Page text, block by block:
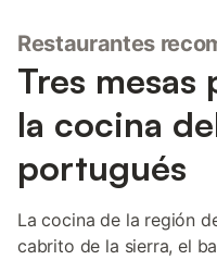
Restaurantes
Tres
la cocina
portugués
La cocina de la región
cabrito de la sierra, el